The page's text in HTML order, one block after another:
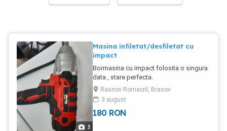
3
Masina infiletat/desfiletat cu
impact
Bormasina cu impact folosita o singura
data , stare perfecta.
Rasnov Romacril, Brasov
3 august
180 RON